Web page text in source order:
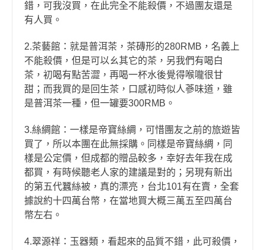
錯，可我沒買，在此完全不能殺價，不過團友還是
有人買。
2.茶藝館：就是普洱茶，茶磚形的280RMB，名義上
不能殺價，但是可以ㄠ其它的茶，另我們有喝白
茶，初喝有點苦澀，再喝一杯水後覺得喉嚨很甘
甜；而我買的是回生茶，口感初時似人蔘味道，雖
是普洱茶一種，但一罐要300RMB。
3.絲綢館：一樣是帝寶絲綢，可惜團友之前的旅遊皆
買了，所以本團在此無採購。同樣是帝寶絲綢，同
樣是公定價，但成都的贈品較多，幸好去年我在成
都買，有時候聽老人家的建議是對的；另現有新出
的第五代蠶絲被，真的漂亮，台北101有在賣，全套
據說約十四萬台幣，在當地買大概三萬五至四萬台
幣左右。
4.翠源祥：玉器類，看起來的品質不錯，此可殺價，